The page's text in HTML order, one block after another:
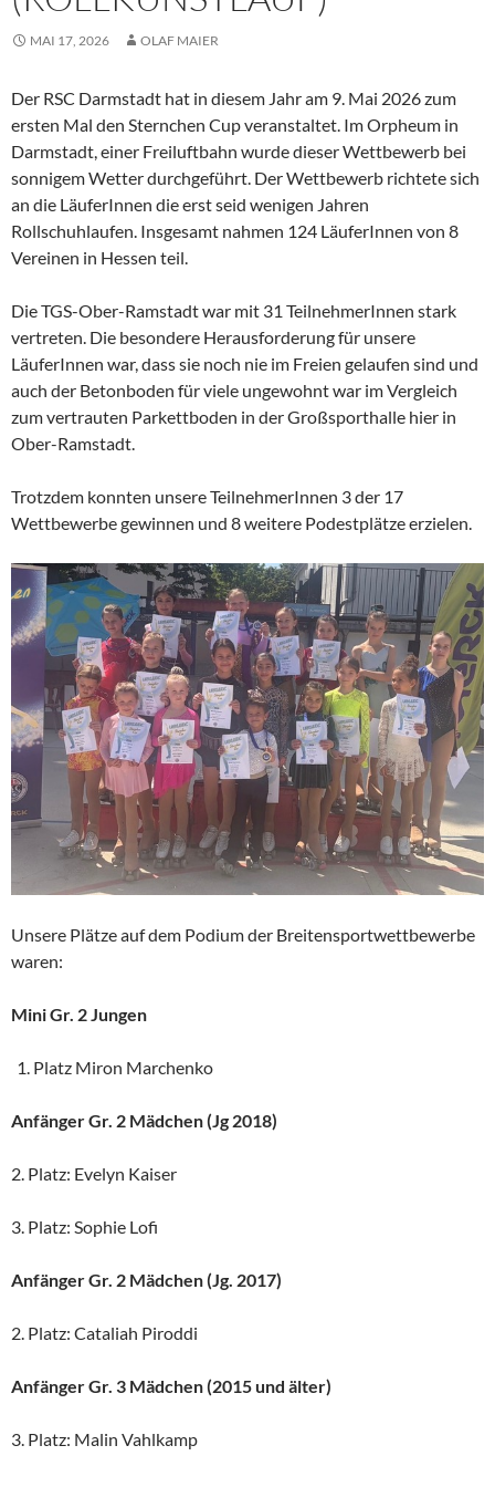
MAI 17, 2026 OLAF MAIER
Der RSC Darmstadt hat in diesem Jahr am 9. Mai 2026 zum
ersten Mal den Sternchen Cup veranstaltet. Im Orpheum in
Darmstadt, einer Freiluftbahn wurde dieser Wettbewerb bei
sonnigem Wetter durchgeführt. Der Wettbewerb richtete sich
an die LäuferInnen die erst seid wenigen Jahren
Rollschuhlaufen. Insgesamt nahmen 124 LäuferInnen von 8
Vereinen in Hessen teil.
Die TGS-Ober-Ramstadt war mit 31 TeilnehmerInnen stark
vertreten. Die besondere Herausforderung für unsere
LäuferInnen war, dass sie noch nie im Freien gelaufen sind und
auch der Betonboden für viele ungewohnt war im Vergleich
zum vertrauten Parkettboden in der Großsporthalle hier in
Ober-Ramstadt.
Trotzdem konnten unsere TeilnehmerInnen 3 der 17
Wettbewerbe gewinnen und 8 weitere Podestplätze erzielen.
Unsere Plätze auf dem Podium der Breitensportwettbewerbe
waren:
Mini Gr. 2 Jungen
Platz Miron Marchenko
Anfänger Gr. 2 Mädchen (Jg 2018)
2. Platz: Evelyn Kaiser
3. Platz: Sophie Lofi
Anfänger Gr. 2 Mädchen (Jg. 2017)
2. Platz: Cataliah Piroddi
Anfänger Gr. 3 Mädchen (2015 und älter)
3. Platz: Malin Vahlkamp